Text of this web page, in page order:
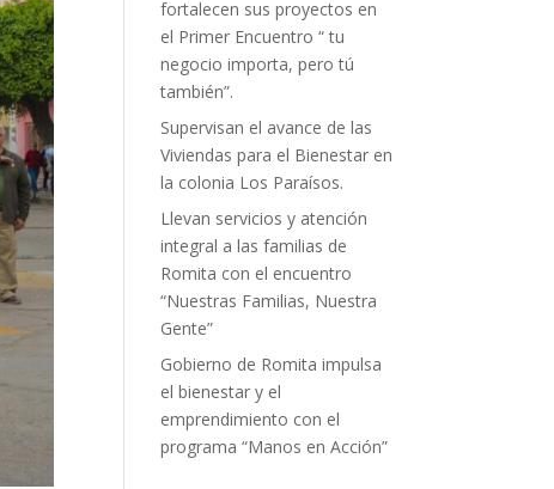
fortalecen sus proyectos en
el Primer Encuentro “ tu
negocio importa, pero tú
también”.
Supervisan el avance de las
Viviendas para el Bienestar en
la colonia Los Paraísos.
Llevan servicios y atención
integral a las familias de
Romita con el encuentro
“Nuestras Familias, Nuestra
Gente”
Gobierno de Romita impulsa
el bienestar y el
emprendimiento con el
programa “Manos en Acción”